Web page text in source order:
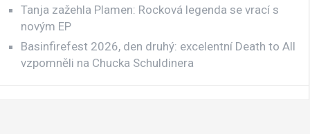
Tanja zažehla Plamen: Rocková legenda se vrací s
novým EP
Basinfirefest 2026, den druhý: excelentní Death to All
vzpomněli na Chucka Schuldinera